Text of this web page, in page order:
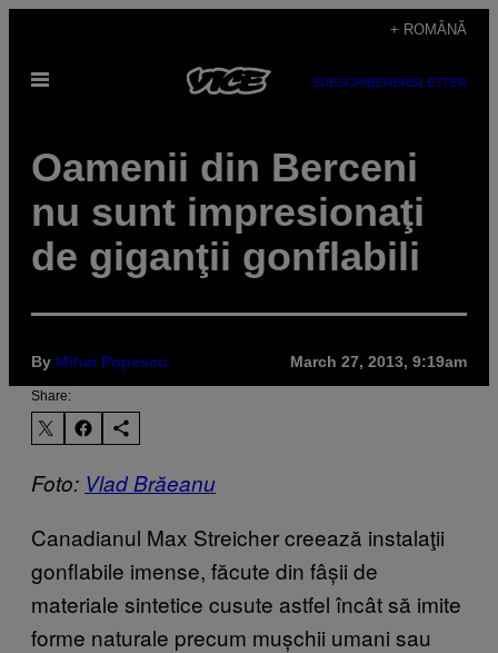
content
+ ROMÂNĂ
Open
SUBSCRIBENEWSLETTER
Oamenii din Berceni
nu sunt impresionaţi
de giganţii gonflabili
By Mihai Popescu March 27, 2013, 9:19am
Share:
Foto: Vlad Brăeanu
Canadianul Max Streicher creează instalaţii
gonflabile imense, făcute din fâșii de
materiale sintetice cusute astfel încât să imite
forme naturale precum mușchii umani sau